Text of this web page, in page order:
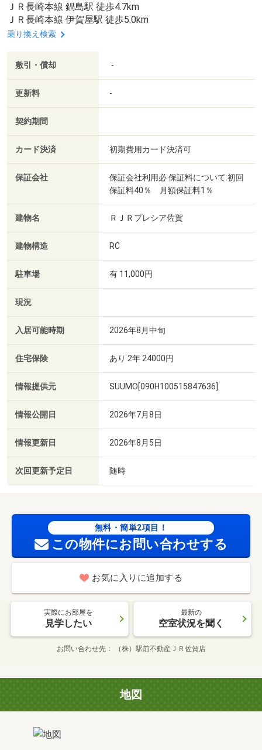
ＪＲ長崎本線 鍋島駅 徒歩4.7km
ＪＲ長崎本線 伊賀屋駅 徒歩5.0km
乗り換え検索
敷引・償却 -
更新料 -
契約期間
カード決済 初期費用カード決済可
保証会社
保証会社利用必 保証料について:初回
保証料40％ 月額保証料1％
建物名 ＲＪＲプレシア佐賀
建物構造 RC
駐車場 有 11,000円
現況
入居可能時期 2026年8月中旬
住宅保険 あり 2年 24000円
情報提供元 SUUMO[090H100515847636]
情報公開日 2026年7月8日
情報更新日 2026年8月5日
次回更新予定日 随時
無料・簡単2項目！
この物件にお問い合わせする
お気に入りに追加する
実際にお部屋を
見学したい
最新の
空室状況を聞く
お問い合わせ先 （株）駅前不動産ＪＲ佐賀店
地図